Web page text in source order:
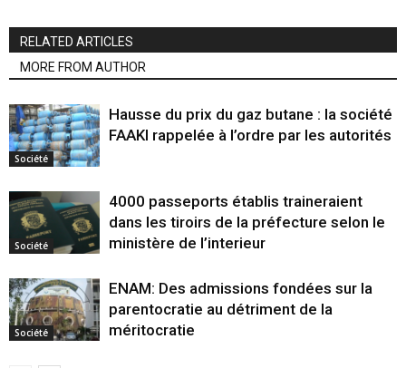
RELATED ARTICLES
MORE FROM AUTHOR
Société
Hausse du prix du gaz butane : la société
FAAKI rappelée à l’ordre par les autorités
Société
4000 passeports établis traineraient
dans les tiroirs de la préfecture selon le
ministère de l’interieur
Société
ENAM: Des admissions fondées sur la
parentocratie au détriment de la
méritocratie